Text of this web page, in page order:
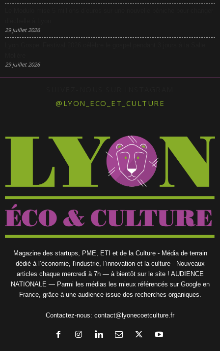
29 juillet 2026
29 juillet 2026
@LYON_ECO_ET_CULTURE
Magazine des startups, PME, ETI et de la Culture - Média de terrain
dédié à l’économie, l'industrie, l’innovation et la culture - Nouveaux
articles chaque mercredi à 7h — à bientôt sur le site ! AUDIENCE
NATIONALE — Parmi les médias les mieux référencés sur Google en
France, grâce à une audience issue des recherches organiques.
Contactez-nous: contact@lyonecoetculture.fr